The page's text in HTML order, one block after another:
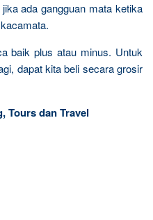
ada gangguan mata ketika
baik plus atau minus. Untuk
dapat kita beli secara grosir
Tours dan Travel